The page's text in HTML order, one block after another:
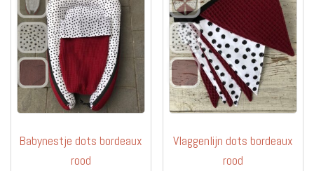
Babynestje dots bordeaux
rood
Vlaggenlijn dots bordeaux
rood